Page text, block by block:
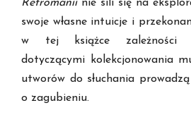
Retromaniinie sili się na
swoje własne intuicje i
w tej książce zależności
dotyczącymi kolekcjonowania
utworów do słuchania
o zagubieniu.